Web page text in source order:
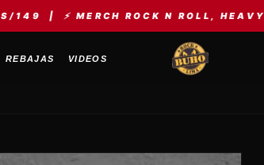
ROCK N ROLL, HEAVY METAL,
REBAJAS VIDEOS